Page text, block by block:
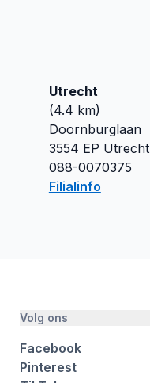
Utrecht
(4.4 km)
Doornburglaan
3554 EP Utrecht
088-0070375
Filialinfo
Volg ons
Facebook
Pinterest